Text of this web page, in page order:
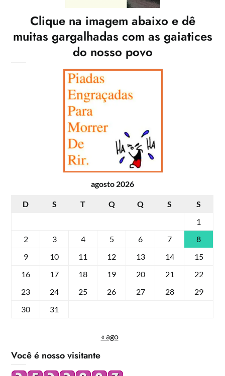
Clique na imagem abaixo e dê
muitas gargalhadas com as gaiatices
do nosso povo
agosto 2026
D S T Q Q S
S
1
2
3 4 5 6 7
8
9
10 11 12 13 14
15
16
17 18 19 20 21
22
23
24 25 26 27 28
29
30
31
« ago
Você é nosso visitante